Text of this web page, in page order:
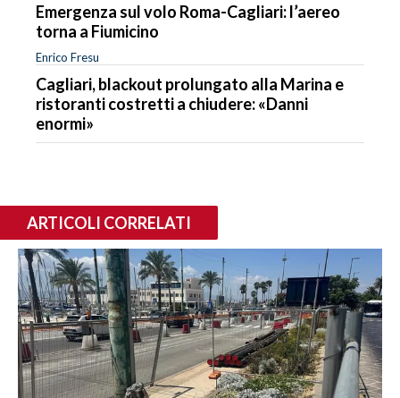
Emergenza sul volo Roma-Cagliari: l’aereo
torna a Fiumicino
Enrico Fresu
Cagliari, blackout prolungato alla Marina e
ristoranti costretti a chiudere: «Danni
enormi»
ARTICOLI CORRELATI